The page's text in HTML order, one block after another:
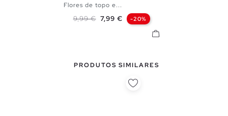
Flores de topo e...
Preço normal
9,99 € Preço
7,99 € -20%
PRODUTOS SIMILARES